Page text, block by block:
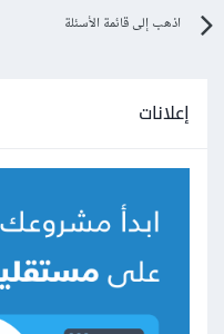
اذهب إلى قائمة الأسئلة
إعلانات